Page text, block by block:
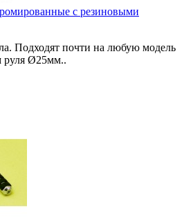
с резиновыми
Подходят почти на любую модель
руля Ø25мм..